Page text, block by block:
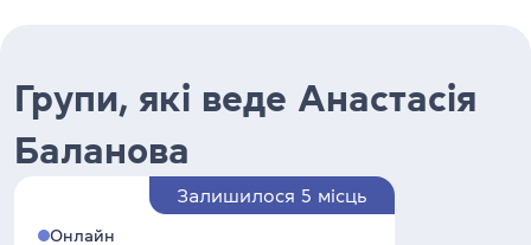
Групи, які веде Анастасія
Баланова
Залишилося 5 місць
Онлайн